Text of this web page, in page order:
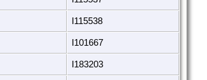
I115538
I101667
I183203